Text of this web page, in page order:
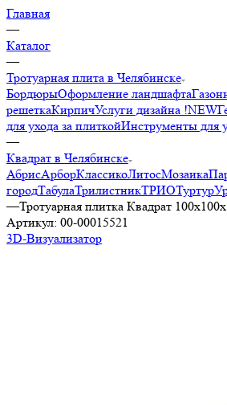
Главная
—
Каталог
—
Тротуарная плита в Челябинске
БордюрыОформление ландшафта
решеткаКирпичУслуги дизайна !NEW
для ухода за плиткойИнструменты для
—
Квадрат в Челябинске
АбрисАрборКлассикоЛитосМозаика
городТабулаТрилистникТРИОТуртур
—Тротуарная плитка Квадрат
Артикул: 00-00015521
3D-Визуализатор